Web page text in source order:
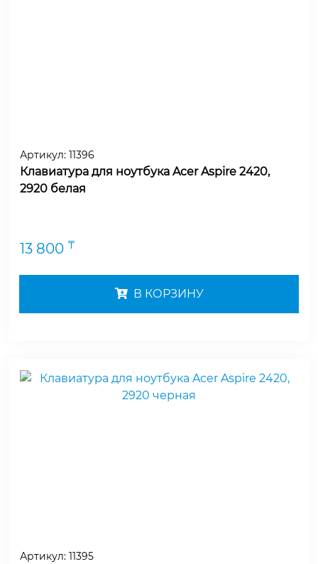
Артикул: 11396
Клавиатура для ноутбука Acer Aspire 2420,
2920 белая
13 800 ₸
В КОРЗИНУ
Артикул: 11395